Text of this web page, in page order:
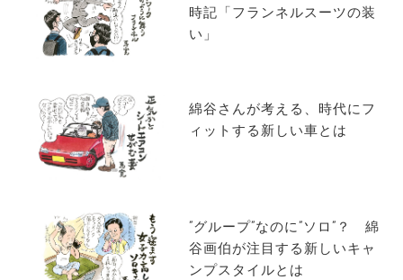
時記「フランネルスーツの装
い」
綿谷さんが考える、時代にフ
ィットする新しい車とは
”グループ”なのに”ソロ”？ 綿
谷画伯が注目する新しいキャ
ンプスタイルとは